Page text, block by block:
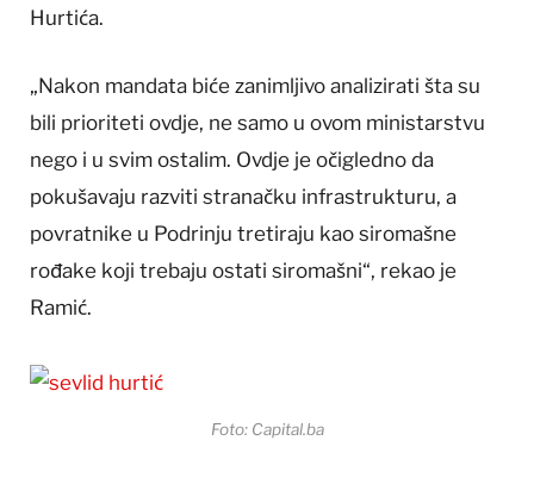
Hurtića.
„Nakon mandata biće zanimljivo analizirati šta su
bili prioriteti ovdje, ne samo u ovom ministarstvu
nego i u svim ostalim. Ovdje je očigledno da
pokušavaju razviti stranačku infrastrukturu, a
povratnike u Podrinju tretiraju kao siromašne
rođake koji trebaju ostati siromašni“, rekao je
Ramić.
Foto: Capital.ba